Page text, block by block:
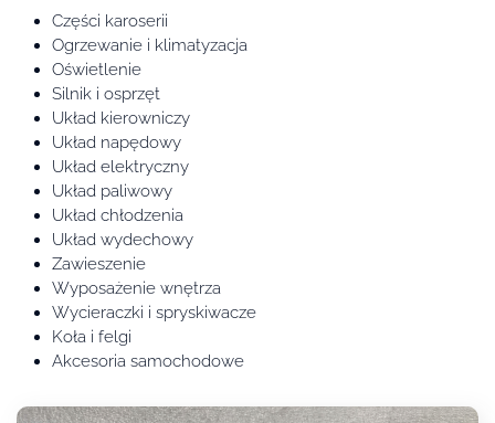
Części karoserii
Ogrzewanie i klimatyzacja
Oświetlenie
Silnik i osprzęt
Układ kierowniczy
Układ napędowy
Układ elektryczny
Układ paliwowy
Układ chłodzenia
Układ wydechowy
Zawieszenie
Wyposażenie wnętrza
Wycieraczki i spryskiwacze
Koła i felgi
Akcesoria samochodowe